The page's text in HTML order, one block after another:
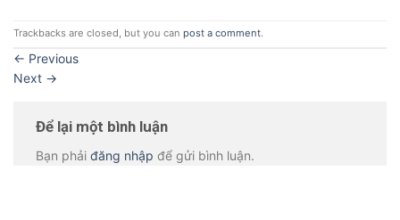
Trackbacks are closed, but you can post a comment.
← Previous
Next →
Để lại một bình luận
Bạn phải đăng nhập để gửi bình luận.